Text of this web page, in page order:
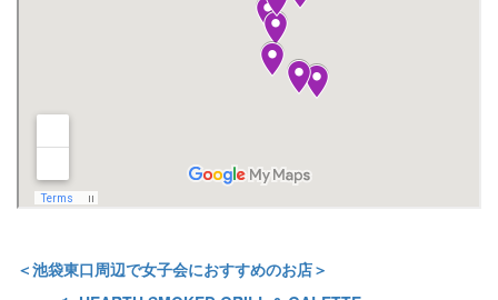
＜池袋東口周辺で女子会におすすめのお店＞